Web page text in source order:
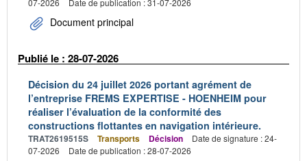
Document principal
Publié le : 28-07-2026
Décision du 24 juillet 2026 portant agrément de
l’entreprise FREMS EXPERTISE - HOENHEIM pour
réaliser l’évaluation de la conformité des
constructions flottantes en navigation intérieure.
TRAT2619515S Transports Décision
Date de signature : 24-
07-2026
Date de publication : 28-07-2026